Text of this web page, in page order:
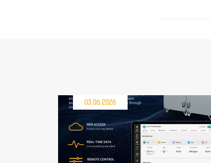
03.06.2026